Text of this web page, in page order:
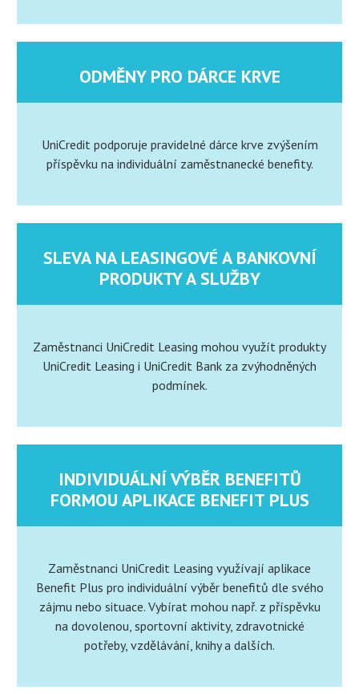
ODMĚNY PRO DÁRCE KRVE
UniCredit podporuje pravidelné dárce krve zvýšením
příspěvku na individuální zaměstnanecké benefity.
SLEVA NA LEASINGOVÉ A BANKOVNÍ
PRODUKTY A SLUŽBY
Zaměstnanci UniCredit Leasing mohou využít produkty
UniCredit Leasing i UniCredit Bank za zvýhodněných
podmínek.
INDIVIDUÁLNÍ VÝBĚR BENEFITŮ
FORMOU APLIKACE BENEFIT PLUS
Zaměstnanci UniCredit Leasing využívají aplikace
Benefit Plus pro individuální výběr benefitů dle svého
zájmu nebo situace. Vybírat mohou např. z příspěvku
na dovolenou, sportovní aktivity, zdravotnické
potřeby, vzdělávání, knihy a dalších.